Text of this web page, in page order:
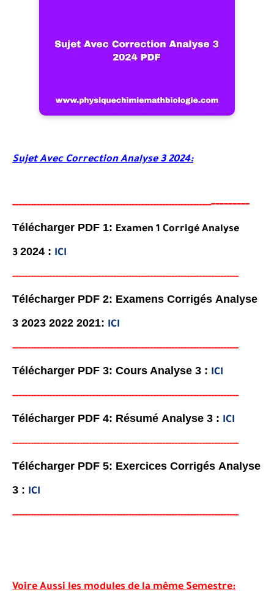
Sujet Avec Correction Analyse 3 2024:
--------------------------------------------------------------------------
Télécharger PDF 1: Examen 1 Corrigé Analyse
3 2024 : ICI
--------------------------------------------------------------------------
Télécharger PDF 2: Examens Corrigés Analyse
3 2023 2022 2021: ICI
--------------------------------------------------------------------------
Télécharger PDF 3: Cours Analyse 3 : ICI
--------------------------------------------------------------------------
Télécharger PDF 4: Résumé Analyse 3 : ICI
--------------------------------------------------------------------------
Télécharger PDF 5: Exercices Corrigés Analyse
3 : ICI
--------------------------------------------------------------------------
Voire Aussi les modules de la même Semestre: